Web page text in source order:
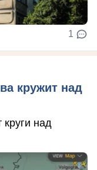
1
кружит над
над